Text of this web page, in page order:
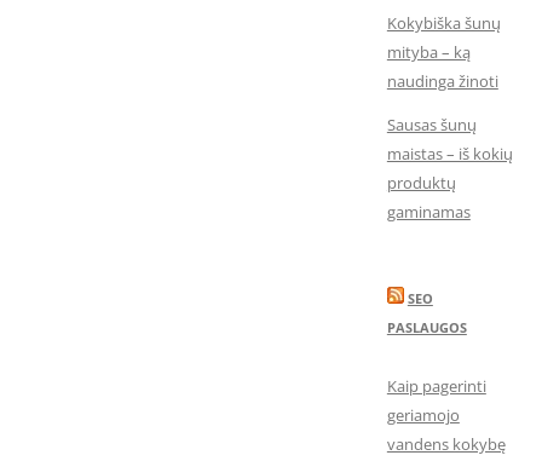
Kokybiška šunų
mityba – ką
naudinga žinoti
Sausas šunų
maistas – iš kokių
produktų
gaminamas
SEO
PASLAUGOS
Kaip pagerinti
geriamojo
vandens kokybę